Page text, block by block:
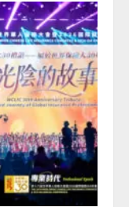
る企業
は
26.8％。
AI導入
企業の
68.0％
が、自
社での
AI導
入・活
用は
「上手
くいっ